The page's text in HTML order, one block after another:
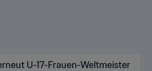
U-17-Frauen-Weltmeister